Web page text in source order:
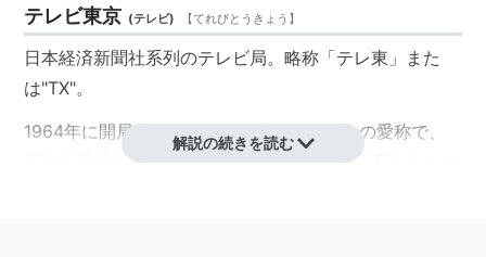
テレビ東京 (テレビ) 【てれびとうきょう 】
日本経済新聞社系列のテレビ局。略称「テレ東 」また
は"TX"。
1964年に開局。もともとは「科学テレビ」の愛称で、
日本科学技術振興財団が運営する科学技術教育中心のテ
解説の続きを読む